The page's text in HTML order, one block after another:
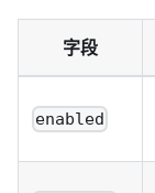
字段
enabled